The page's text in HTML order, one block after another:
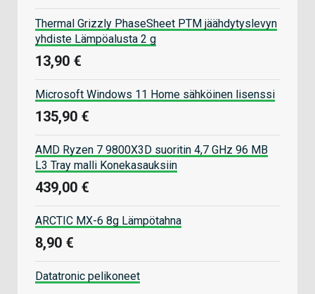
Thermal Grizzly PhaseSheet PTM jäähdytyslevyn
yhdiste Lämpöalusta 2 g
13,90 €
Microsoft Windows 11 Home sähköinen lisenssi
135,90 €
AMD Ryzen 7 9800X3D suoritin 4,7 GHz 96 MB
L3 Tray malli Konekasauksiin
439,00 €
ARCTIC MX-6 8g Lämpötahna
8,90 €
Datatronic pelikoneet